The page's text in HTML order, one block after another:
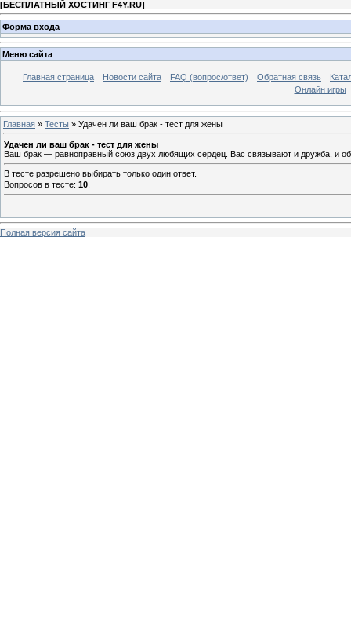
[БЕСПЛАТНЫЙ ХОСТИНГ F4Y.RU]
Форма входа
Меню сайта
Главная страница Новости сайта FAQ (вопрос/ответ) Обратная связь
Онлайн игры
Главная » Тесты » Удачен ли ваш брак - тест для жены
Удачен ли ваш брак - тест для жены
Ваш брак — равноправный союз двух любящих сердец. Вас связывают и дружба, и
В тесте разрешено выбирать только один ответ.
Вопросов в тесте: 10
Полная версия сайта